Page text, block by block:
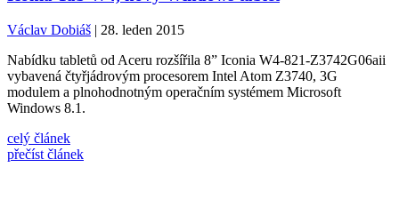
Václav Dobiáš | 28. leden 2015
Nabídku tabletů od Aceru rozšířila 8” Iconia W4-821-Z3742G06aii
vybavená čtyřjádrovým procesorem Intel Atom Z3740, 3G
modulem a plnohodnotným operačním systémem Microsoft
Windows 8.1.
celý článek
přečíst článek